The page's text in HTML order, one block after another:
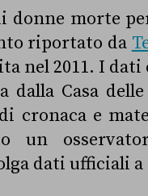
donne morte
riportato da
nel 2011. I
dalla Casa
cronaca e
un
dati ufficiali